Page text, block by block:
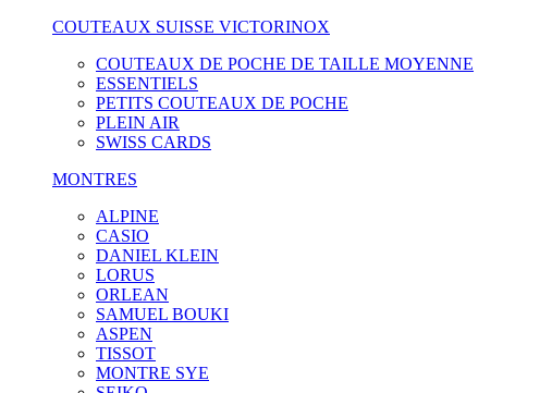
COUTEAUX SUISSE VICTORINOX
COUTEAUX DE POCHE DE TAILLE MOYENNE
ESSENTIELS
PETITS COUTEAUX DE POCHE
PLEIN AIR
SWISS CARDS
MONTRES
ALPINE
CASIO
DANIEL KLEIN
LORUS
ORLEAN
SAMUEL BOUKI
ASPEN
TISSOT
MONTRE SYE